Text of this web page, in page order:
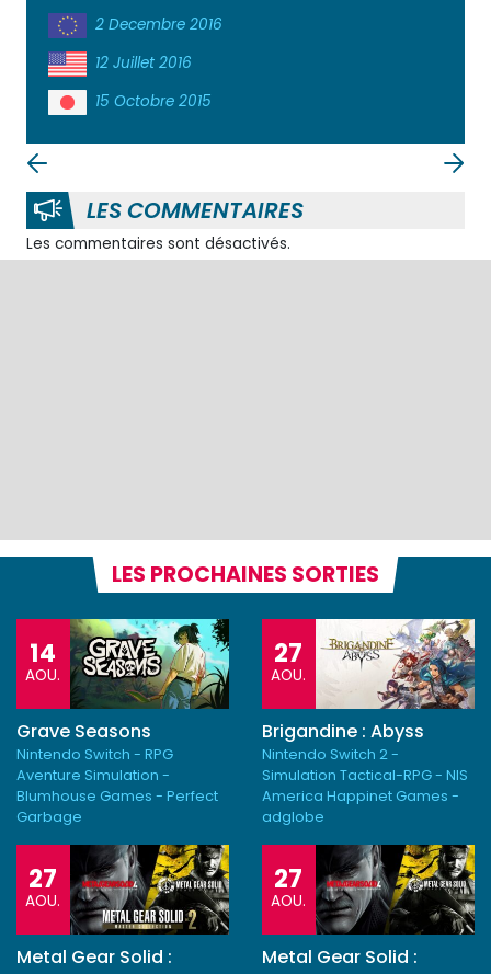
2 Decembre 2016
12 Juillet 2016
15 Octobre 2015
LES COMMENTAIRES
Les commentaires sont désactivés.
LES PROCHAINES SORTIES
14
AOU.
Grave Seasons
Nintendo Switch - RPG
Aventure Simulation -
Blumhouse Games - Perfect
Garbage
27
AOU.
Brigandine : Abyss
Nintendo Switch 2 -
Simulation Tactical-RPG - NIS
America Happinet Games -
adglobe
27
AOU.
Metal Gear Solid :
27
AOU.
Metal Gear Solid :